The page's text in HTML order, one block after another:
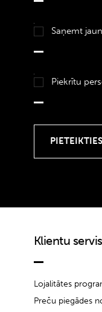
Saņemt
Piekrītu
Klientu
Lojalitātes
Preču piegādes